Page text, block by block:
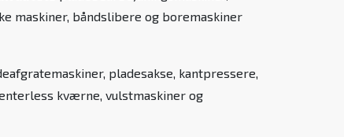
maskiner, båndslibere og boremaskiner
pladesakse, kantpressere,
kværne, vulstmaskiner og